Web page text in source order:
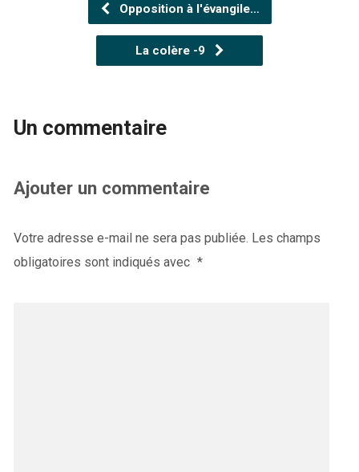
Opposition à l'évangile…
La colère -9
Un commentaire
Ajouter un commentaire
Votre adresse e-mail ne sera pas publiée. Les champs
obligatoires sont indiqués avec *